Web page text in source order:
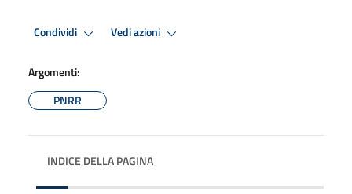
Condividi Vedi azioni
Argomenti:
PNRR
INDICE DELLA PAGINA